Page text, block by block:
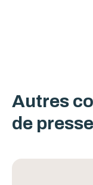
Autres
de presse